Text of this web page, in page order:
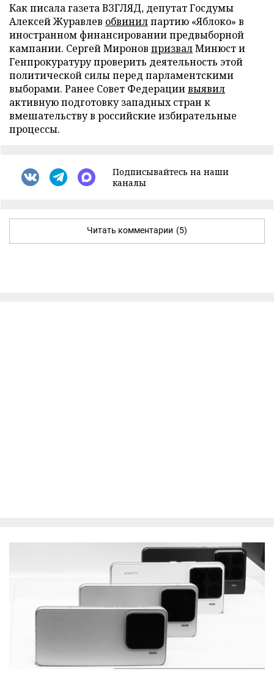
Как писала газета ВЗГЛЯД, депутат Госдумы
Алексей Журавлев обвинилпартию «Яблоко» в
иностранном финансировании предвыборной
кампании. Сергей Миронов призвалМинюст и
Генпрокуратуру проверить деятельность этой
политической силы перед парламентскими
выборами. Ранее Совет Федерациивыявил
активную подготовку западных стран к
вмешательству в российские избирательные
процессы.
Подписывайтесь на наши
каналы
Читать комментарии (5)